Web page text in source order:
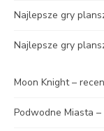
Najlepsze gry
Najlepsze gry
Moon Knight –
Podwodne Miasta –